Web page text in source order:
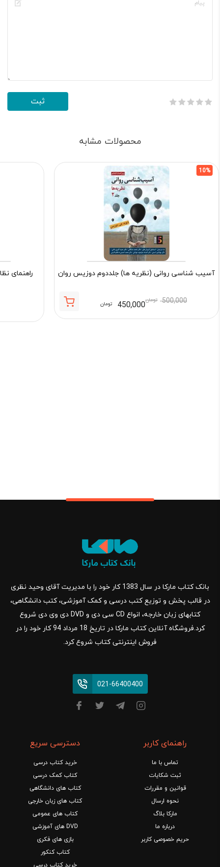
محصولات مشابه
10%
آسیب شناسی روانی (نظریه ها) جلددوم دوزیس روان
500,000 تومان450,000 تومان
راهنمای
بانک کتاب مارکا در سال 1383 کار خود را با مدیریت آقای وحید نظری
در قالب پخش و توزیع کتب درسی و کمک آموزشی، کتب دانشگاهی،
کتابهای زبان خارجه، انواع CD سی دی و DVD دی وی دی شروع
کرد.فروشگاه آنلاین کتاب مارکا در تاریخ 18 مرداد 94 کار خود را در
فروش اینترنتی کتاب شروع کرد.
021-66400400
راهنمای کاربر
تماس با ما
ثبت شکایات
قوانین و مقررات
نحوه ارسال
مارکا بلاگ
درباره ما
حریم خصوصی کاربر
دسترسی سریع
خرید کتاب درسی
کتاب کمک درسی
کتاب های دانشگاهی
کتاب های زبان خارجی
کتاب های عمومی
DVD های آموزشی
بازی های فکری
کتاب کنکور
خرید کتاب درسی